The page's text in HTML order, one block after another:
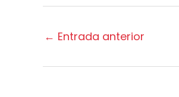
← Entrada anterior